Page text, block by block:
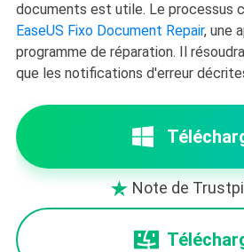
documents est utile. Le processus
EaseUS Fixo Document Repair, une
programme de réparation. Il
que les notifications d'erreur
 Note de